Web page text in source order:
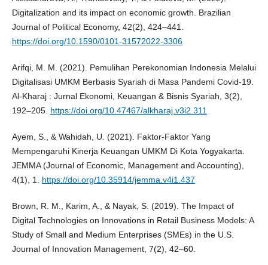
Digitalization and its impact on economic growth. Brazilian
Journal of Political Economy, 42(2), 424–441.
https://doi.org/10.1590/0101-31572022-3306
Arifqi, M. M. (2021). Pemulihan Perekonomian Indonesia Melalui
Digitalisasi UMKM Berbasis Syariah di Masa Pandemi Covid-19.
Al-Kharaj : Jurnal Ekonomi, Keuangan & Bisnis Syariah, 3(2),
192–205. https://doi.org/10.47467/alkharaj.v3i2.311
Ayem, S., & Wahidah, U. (2021). Faktor-Faktor Yang
Mempengaruhi Kinerja Keuangan UMKM Di Kota Yogyakarta.
JEMMA (Journal of Economic, Management and Accounting),
4(1), 1. https://doi.org/10.35914/jemma.v4i1.437
Brown, R. M., Karim, A., & Nayak, S. (2019). The Impact of
Digital Technologies on Innovations in Retail Business Models: A
Study of Small and Medium Enterprises (SMEs) in the U.S.
Journal of Innovation Management, 7(2), 42–60.